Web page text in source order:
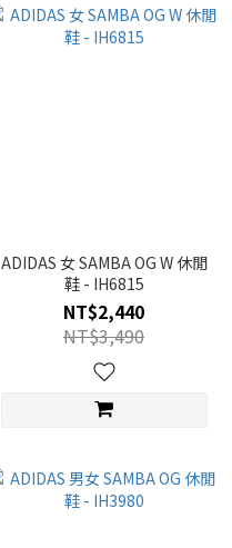
ADIDAS 女 SAMBA OG W 休閒
鞋 - IH6815
NT$2,440
NT$3,490